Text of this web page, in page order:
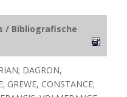
/ Bibliografische
DAGRON,
GREWE, CONSTANCE;